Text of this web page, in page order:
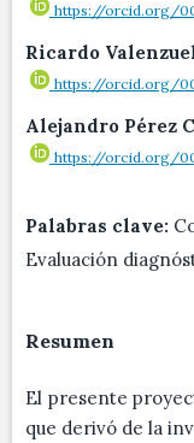
https://orcid.org/
Ricardo
https://orcid.org/
Alejandro Pérez
https://orcid.org/
Palabras clave:
Evaluación
Resumen
El presente
que derivó de la